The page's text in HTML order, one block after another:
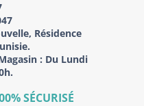
Résidence
: Du Lundi
SÉCURISÉ